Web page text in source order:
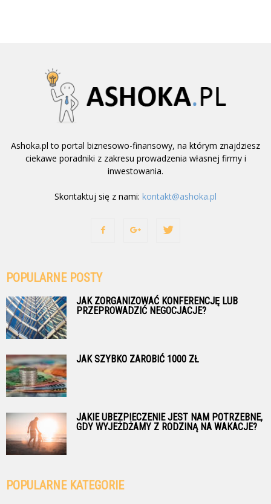
Ashoka.pl to portal biznesowo-finansowy, na którym znajdziesz
ciekawe poradniki z zakresu prowadzenia własnej firmy i
inwestowania.
Skontaktuj się z nami: kontakt@ashoka.pl
POPULARNE POSTY
JAK ZORGANIZOWAĆ KONFERENCJĘ LUB
PRZEPROWADZIĆ NEGOCJACJE?
JAK SZYBKO ZAROBIĆ 1000 ZŁ
JAKIE UBEZPIECZENIE JEST NAM POTRZEBNE,
GDY WYJEŻDŻAMY Z RODZINĄ NA WAKACJE?
POPULARNE KATEGORIE